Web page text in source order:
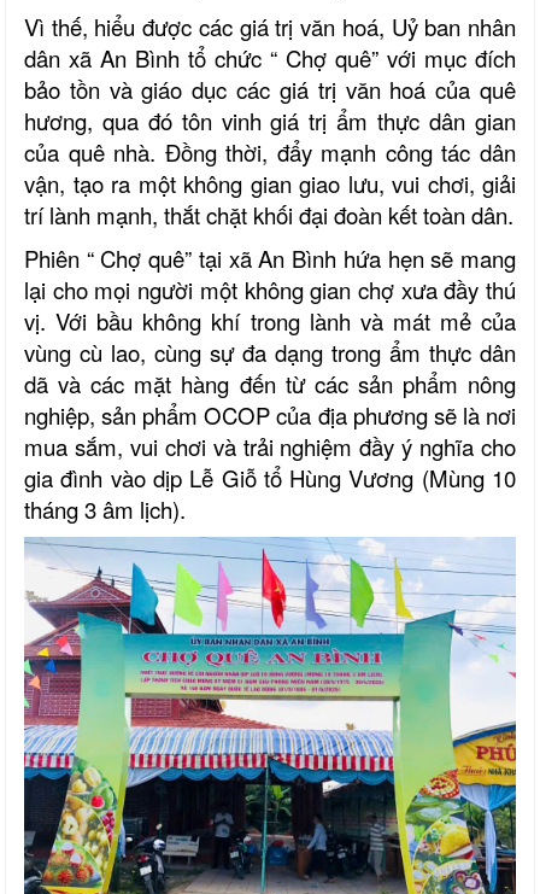
Vì thế, hiểu được các giá trị văn hoá, Uỷ ban nhân
dân xã An Bình tổ chức “ Chợ quê” với mục đích
bảo tồn và giáo dục các giá trị văn hoá của quê
hương, qua đó tôn vinh giá trị ẩm thực dân gian
của quê nhà. Đồng thời, đẩy mạnh công tác dân
vận, tạo ra một không gian giao lưu, vui chơi, giải
trí lành mạnh, thắt chặt khối đại đoàn kết toàn dân.
Phiên “ Chợ quê” tại xã An Bình hứa hẹn sẽ mang
lại cho mọi người một không gian chợ xưa đầy thú
vị. Với bầu không khí trong lành và mát mẻ của
vùng cù lao, cùng sự đa dạng trong ẩm thực dân
dã và các mặt hàng đến từ các sản phẩm nông
nghiệp, sản phẩm OCOP của địa phương sẽ là nơi
mua sắm, vui chơi và trải nghiệm đầy ý nghĩa cho
gia đình vào dịp Lễ Giỗ tổ Hùng Vương (Mùng 10
tháng 3 âm lịch).